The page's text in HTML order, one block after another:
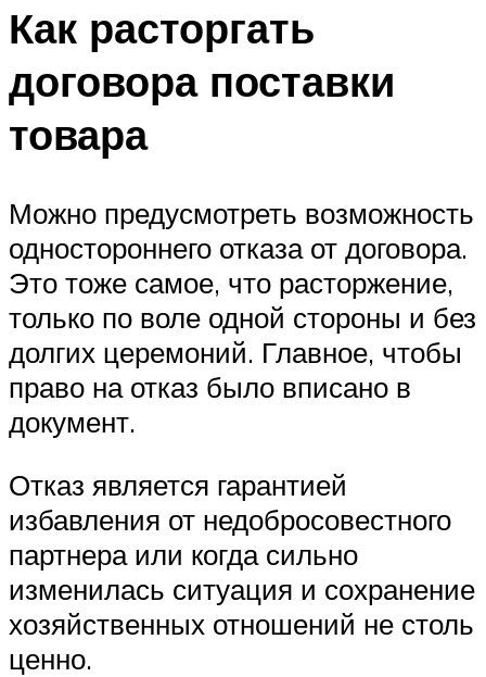
Как расторгать
договора поставки
товара
Можно предусмотреть возможность
одностороннего отказа от договора.
Это тоже самое, что расторжение,
только по воле одной стороны и без
долгих церемоний. Главное, чтобы
право на отказ было вписано в
документ.
Отказ является гарантией
избавления от недобросовестного
партнера или когда сильно
изменилась ситуация и сохранение
хозяйственных отношений не столь
ценно.